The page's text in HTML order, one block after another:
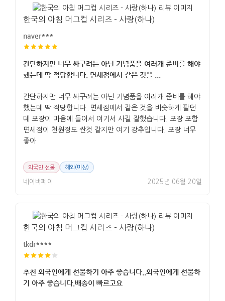
한국의 아침 머그컵 시리즈 - 사랑(하나)
naver***
간단하지만 너무 싸구려는 아닌 기념품을 여러개 준비를 해야
했는데 딱 적당합니다. 면세점에서 같은 것을 ...
간단하지만 너무 싸구려는 아닌 기념품을 여러개 준비를 해야
했는데 딱 적당합니다. 면세점에서 같은 것을 비슷하게 팔던
데 포장이 마음에 들어서 여기서 사길 잘했습니다. 포장 포함
면세점이 천원정도 싼것 같지만 여기 강추입니다. 포장 너무
좋아
외국인 선물 해외(미상)
네이버페이 2025년 06월 20일
한국의 아침 머그컵 시리즈 - 사랑(하나)
tkdr****
추천 외국인에게 선물하기 아주 좋습니다..외국인에게 선물하
기 아주 좋습니다.배송이 빠르고요